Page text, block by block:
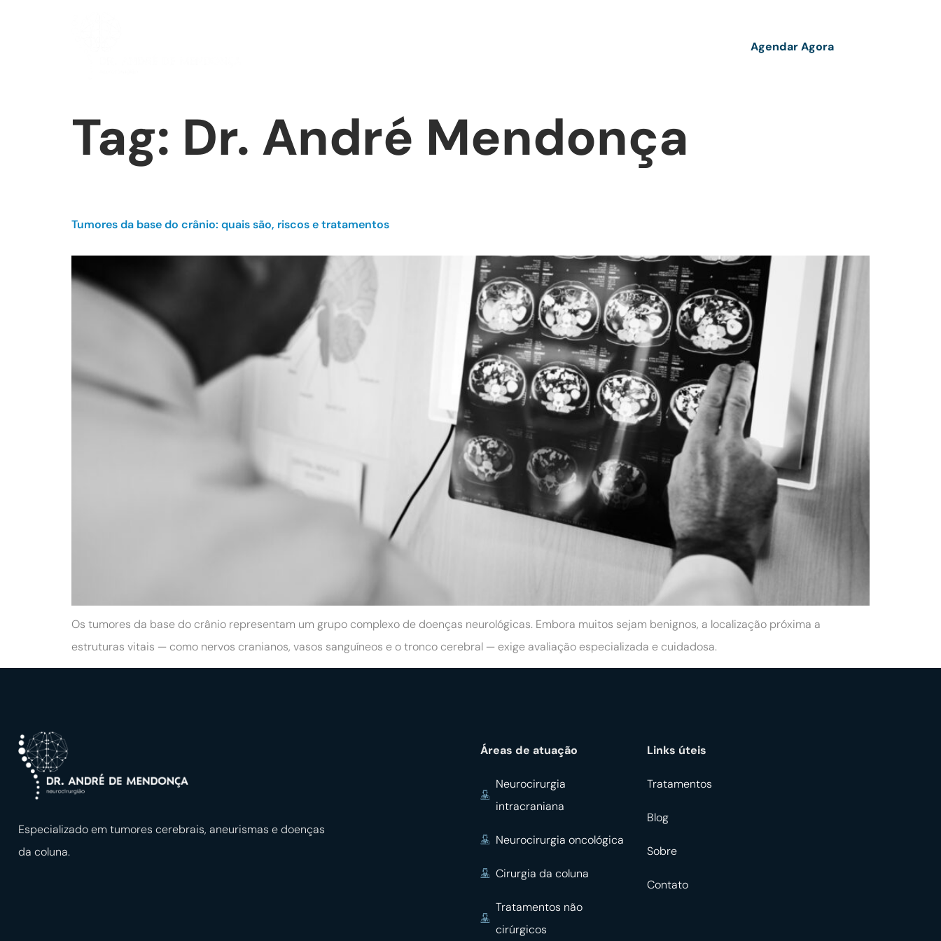
Agendar Agora
Tag: Dr. André Mendonça
Tumores da base do crânio: quais são, riscos e tratamentos
Os tumores da base do crânio representam um grupo complexo de doenças neurológicas. Embora muitos sejam benignos, a localização próxima a
estruturas vitais — como nervos cranianos, vasos sanguíneos e o tronco cerebral — exige avaliação especializada e cuidadosa.
Especializado em tumores cerebrais, aneurismas e doenças
da coluna.
Áreas de atuação
Neurocirurgia
intracraniana
Neurocirurgia oncológica
Cirurgia da coluna
Tratamentos não
cirúrgicos
Links úteis
Tratamentos
Blog
Sobre
Contato